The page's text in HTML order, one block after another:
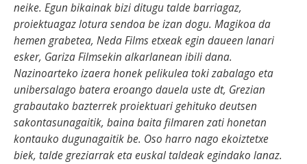
neike. Egun bikainak bizi ditugu talde barriagaz,
proiektuagaz lotura sendoa be izan dogu. Magikoa da
hemen grabetea, Neda Films etxeak egin daueen lanari
esker, Gariza Filmsekin alkarlanean ibili dana.
Nazinoarteko izaera honek pelikulea toki zabalago eta
unibersalago batera eroango dauela uste dt, Grezian
grabautako bazterrek proiektuari gehituko deutsen
sakontasunagaitik, baina baita filmaren zati honetan
kontauko dugunagaitik be. Oso harro nago ekoiztetxe
biek, talde greziarrak eta euskal taldeak egindako lanaz.